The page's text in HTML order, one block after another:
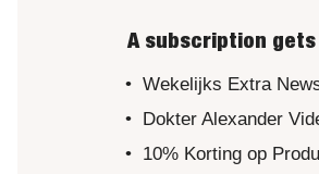
A subscription gets
Wekelijks Extra
Dokter Alexander
10% Korting op